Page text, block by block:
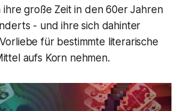
große Zeit in den 60er Jahren
- und ihre sich dahinter
für bestimmte literarische
aufs Korn nehmen.